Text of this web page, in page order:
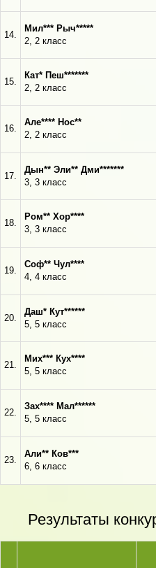
14.
Мил*** Рыч*****
2, 2 класс
15.
Кат* Пеш*******
2, 2 класс
16.
Але**** Нос**
2, 2 класс
17.
Дын** Эли** Дми*******
3, 3 класс
18.
Ром** Хор****
3, 3 класс
19.
Соф** Чул****
4, 4 класс
20.
Даш* Кут******
5, 5 класс
21.
Мих*** Кух****
5, 5 класс
22.
Зах**** Мал******
5, 5 класс
23.
Али** Ков***
6, 6 класс
Результаты